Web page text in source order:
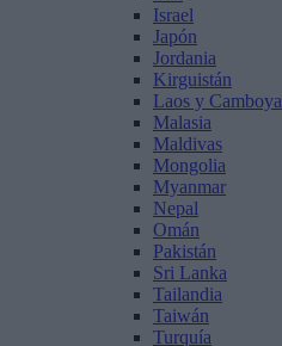
Israel
Japón
Jordania
Kirguistán
Laos y Camboya
Malasia
Maldivas
Mongolia
Myanmar
Nepal
Omán
Pakistán
Sri Lanka
Tailandia
Taiwán
Turquía